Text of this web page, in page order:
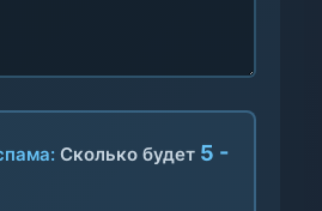
Сколько будет 5 -